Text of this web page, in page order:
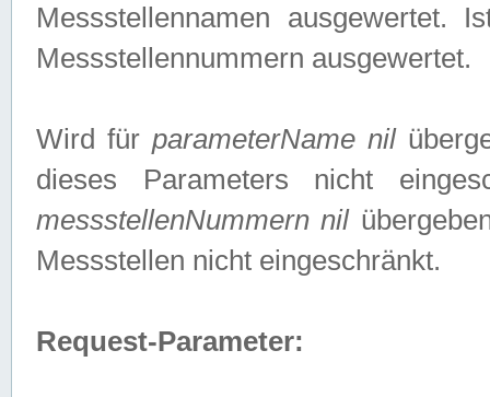
Messstellennamen ausgewertet.
Messstellennummern ausgewertet.
Wird fürparameterName nil
dieses Parameters nicht
messstellenNummern nil
Messstellen nicht eingeschränkt.
Request-Parameter: